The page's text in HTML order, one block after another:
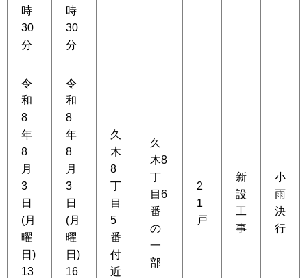
時
30
分
時
30
分
令
和
8
年
8
月
3
日
(月
曜
日)
13
令
和
8
年
8
月
3
日
(月
曜
日)
16
久
木
8
丁
目
5
番
付
近
久
木8
丁
目6
番
の
一
部
2
1
戸
新
設
工
事
小
雨
決
行